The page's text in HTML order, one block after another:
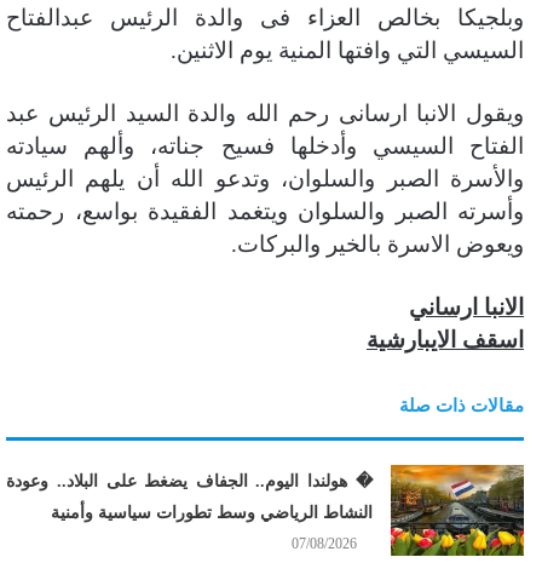
ر
و
ي
ا
وبلجيكا بخالص العزاء فى والدة الرئيس عبدالفتاح
السيسي التي وافتها المنية يوم الاثنين.
ويقول الانبا ارسانى رحم الله والدة السيد الرئيس عبد
الفتاح السيسي وأدخلها فسيح جناته، وألهم سيادته
والأسرة الصبر والسلوان، وتدعو الله أن يلهم الرئيس
وأسرته الصبر والسلوان ويتغمد الفقيدة بواسع، رحمته
ويعوض الاسرة بالخير والبركات.
الانبا ارساني
اسقف الايبارشية
مقالات ذات صلة
� هولندا اليوم.. الجفاف يضغط على البلاد.. وعودة
النشاط الرياضي وسط تطورات سياسية وأمنية
07/08/2026